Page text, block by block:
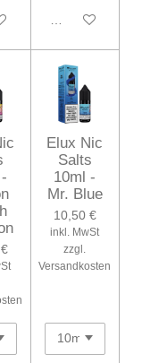
In den
Elux Nic
Salts
10ml -
Mr. Blue
10,50 €
inkl. MwSt
zzgl.
Versandkosten